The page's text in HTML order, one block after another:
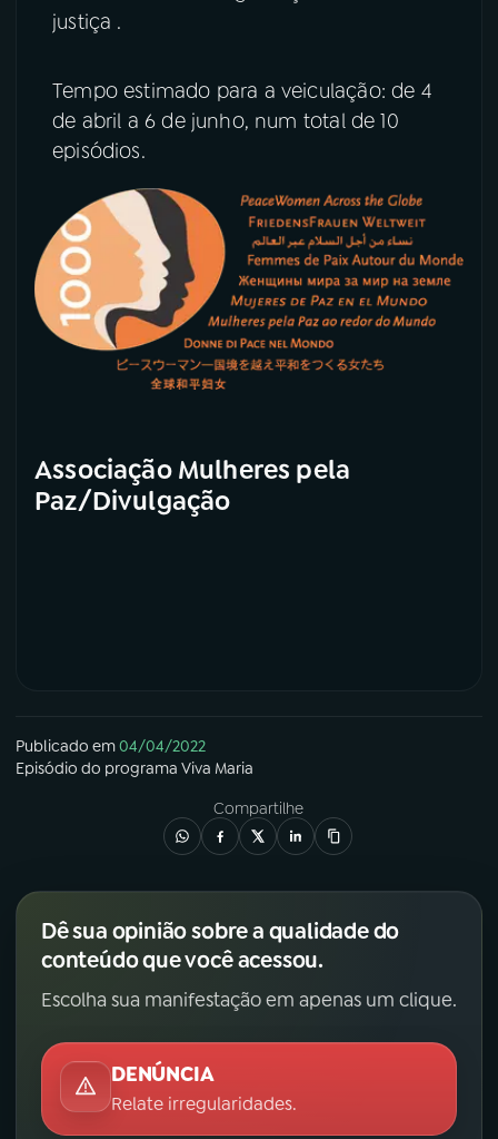
justiça .
Tempo estimado para a veiculação: de 4
de abril a 6 de junho, num total de 10
episódios.
Associação Mulheres pela
Paz/Divulgação
Publicado em04/04/2022
Episódio do programa Viva Maria
Compartilhe
Dê sua opinião sobre a qualidade do
conteúdo que você acessou.
Escolha sua manifestação em apenas um clique.
DENÚNCIA
Relate irregularidades.